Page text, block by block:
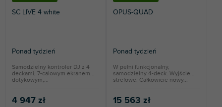
SC LIVE 4 white
Ponad tydzień
4 947 zł
Samodzielny kontroler DJ z 4
deckami, 7-calowym ekranem
dotykowym,...
OPUS-QUAD
Ponad tydzień
15 563 zł
W pełni funkcjonalny,
samodzielny 4-deck. Wyjście
strefowe. Całkowicie nowy...